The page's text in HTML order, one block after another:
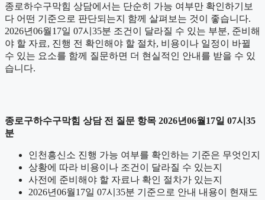
종로하수구막힘 상담에서는 단순히 가능 여부만 확인하기보
다 어떤 기준으로 판단되는지 함께 살펴보는 것이 좋습니다.
2026년06월17일 07시35분 조건이 달라질 수 있는 부분, 준비해
야 할 자료, 진행 전 확인해야 할 절차, 비용이나 일정이 바뀔
수 있는 요소를 함께 질문하면 더 현실적인 안내를 받을 수 있
습니다.
종로구하수구막힘 상담 전 질문 항목 2026년06월17일 07시35
분
인천흥신소 진행 가능 여부를 확인하는 기준은 무엇인지
상황에 따라 비용이나 조건이 달라질 수 있는지
사전에 준비해야 할 자료나 확인 절차가 있는지
2026년06월17일 07시35분 기준으로 안내 내용이 현재도